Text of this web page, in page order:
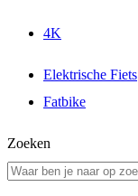
4K
Elektrische Fiets
Fatbike
Zoeken